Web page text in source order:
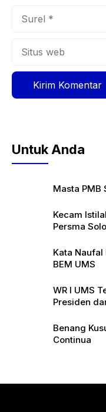
Untuk Anda
Masta PMB
Kecam
Persma
Kata Naufal
BEM UMS
WR I UMS
Presiden
Benang
Continua